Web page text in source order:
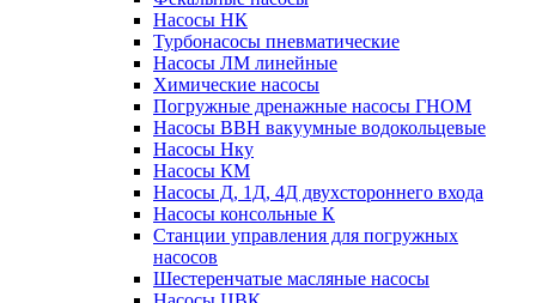
Насосы НК
Турбонасосы пневматические
Насосы ЛМ линейные
Химические насосы
Погружные дренажные насосы ГНОМ
Насосы ВВН вакуумные водокольцевые
Насосы Нку
Насосы КМ
Насосы Д, 1Д, 4Д двухстороннего входа
Насосы консольные К
Станции управления для погружных
насосов
Шестеренчатые масляные насосы